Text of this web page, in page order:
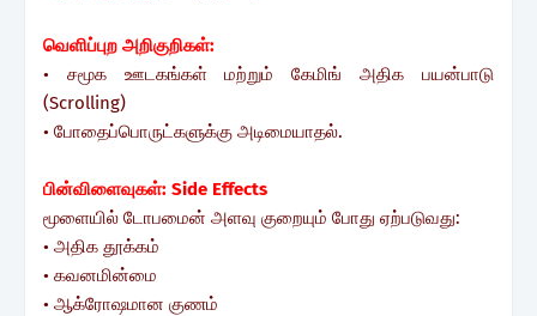
வெளிப்புற அறிகுறிகள்:
• சமூக ஊடகங்கள் மற்றும் கேமிங் அதிக பயன்பாடு
(Scrolling)
• போதைப்பொருட்களுக்கு அடிமையாதல்.
பின்விளைவுகள்: Side Effects
மூளையில் டோபமைன் அளவு குறையும் போது ஏற்படுவது:
• அதிக தூக்கம்
• கவனமின்மை
• ஆக்ரோஷமான குணம்